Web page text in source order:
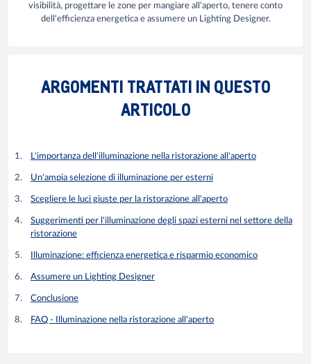
visibilità, progettare le zone per mangiare all'aperto, tenere conto
dell'efficienza energetica e assumere un Lighting Designer.
ARGOMENTI TRATTATI IN QUESTO
ARTICOLO
L'importanza dell'illuminazione nella ristorazione all'aperto
Un'ampia selezione di illuminazione per esterni
Scegliere le luci giuste per la ristorazione all'aperto
Suggerimenti per l'illuminazione degli spazi esterni nel settore della
ristorazione
Illuminazione: efficienza energetica e risparmio economico
Assumere un Lighting Designer
Conclusione
FAQ - Illuminazione nella ristorazione all'aperto